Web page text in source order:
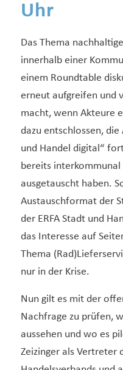
Uhr
Das Thema
innerhalb einer
einem Roundtable
erneut aufgreifen und
macht, wenn Akteure
dazu entschlossen,
und Handel digital“
bereits interkommunal
ausgetauscht haben.
Austauschformat der
der ERFA Stadt und
das Interesse auf
Thema
nur in der Krise.
Nun gilt es mit der
Nachfrage zu prüfen,
aussehen und wo es
Zeizinger als Vertreter